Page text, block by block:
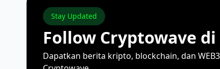
Stay Updated
Follow Cryptowave di
Dapatkan berita kripto, blockchain, dan